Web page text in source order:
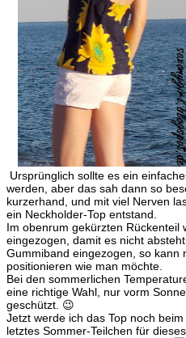
Ursprünglich sollte es ein
werden, aber das sah dann so
kurzerhand, und mit viel Nerven
ein Neckholder-Top entstand.
Im obenrum gekürzten Rückenteil
eingezogen, damit es nicht
Gummiband eingezogen, so kann
positionieren wie man möchte.
Bei den sommerlichen
eine richtige Wahl, nur vorm
geschützt. 😉
Jetzt werde ich das Top noch beim
letztes Sommer-Teilchen für